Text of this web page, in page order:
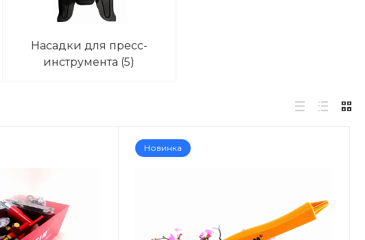
Насадки для пресс-
инструмента (5)
Новинка